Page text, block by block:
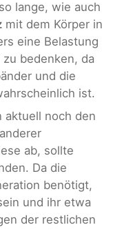
lange, wie auch
mit dem Körper in
eine Belastung
bedenken, da
und die
ist.
aktuell noch den
ab, sollte
Da die
benötigt,
und ihr etwa
der restlichen